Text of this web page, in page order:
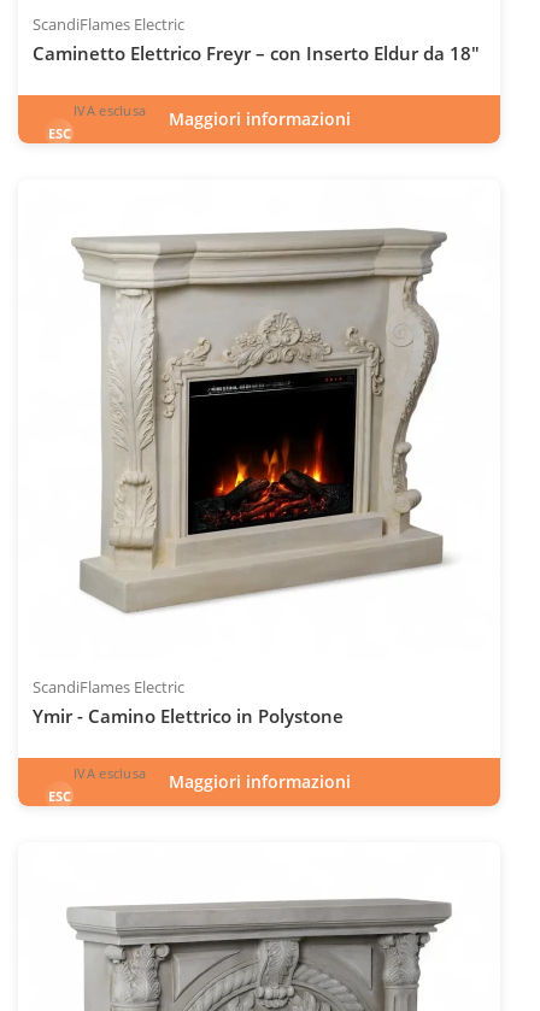
ScandiFlames Electric
Caminetto Elettrico Freyr – con Inserto Eldur da 18"
ESC
IVA esclusa
991€esclusa 22.0% IVA
Codice articolo: ELP-20-404
Maggiori informazioni
ScandiFlames Electric
Ymir - Camino Elettrico in Polystone
ESC
IVA esclusa
1.180€esclusa 22.0% IVA
Codice articolo: ELP-20-403
Maggiori informazioni